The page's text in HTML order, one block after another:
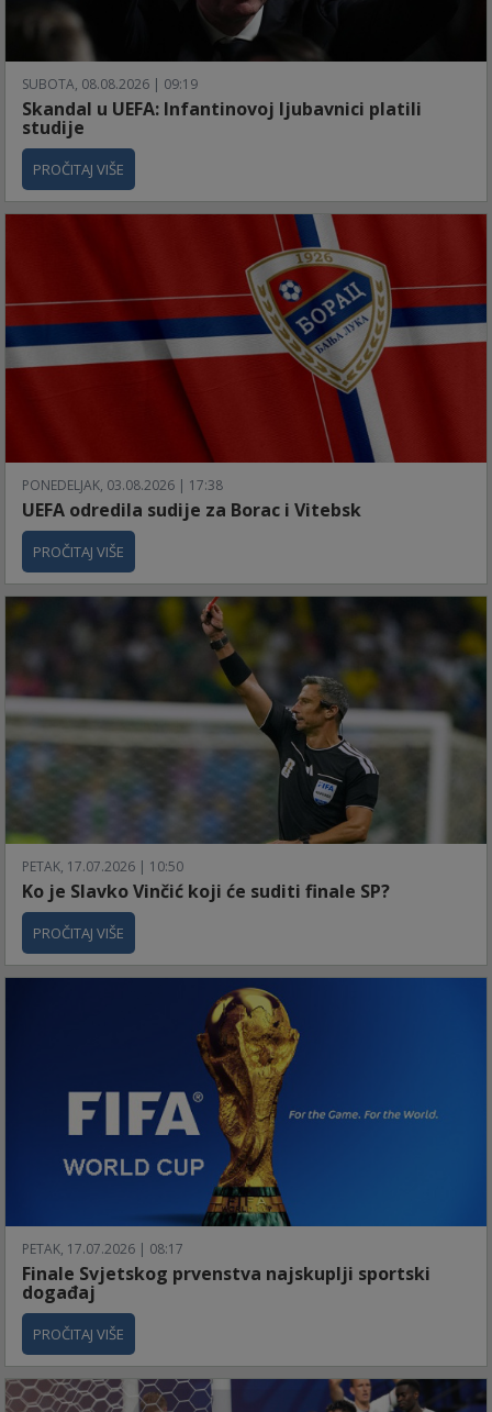
SUBOTA, 08.08.2026 | 09:19
Skandal u UEFA: Infantinovoj ljubavnici platili
studije
PROČITAJ VIŠE
PONEDELJAK, 03.08.2026 | 17:38
UEFA odredila sudije za Borac i Vitebsk
PROČITAJ VIŠE
PETAK, 17.07.2026 | 10:50
Ko je Slavko Vinčić koji će suditi finale SP?
PROČITAJ VIŠE
PETAK, 17.07.2026 | 08:17
Finale Svjetskog prvenstva najskuplji sportski
događaj
PROČITAJ VIŠE